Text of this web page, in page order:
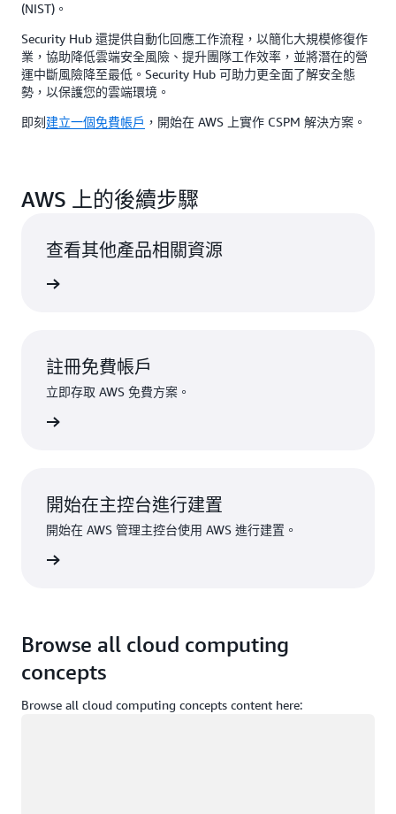
(NIST)。
Security Hub 還提供自動化回應工作流程，以簡化大規模修復作
業，協助降低雲端安全風險、提升團隊工作效率，並將潛在的營
運中斷風險降至最低。Security Hub 可助力更全面了解安全態
勢，以保護您的雲端環境。
即刻建立一個免費帳戶 ，開始在 AWS 上實作 CSPM 解決方案。
AWS 上的後續步驟
查看其他產品相關資源
註冊免費帳戶
立即存取 AWS 免費方案。
開始在主控台進行建置
開始在 AWS 管理主控台使用 AWS 進行建置。
Browse all cloud computing
concepts
Browse all cloud computing concepts content here: